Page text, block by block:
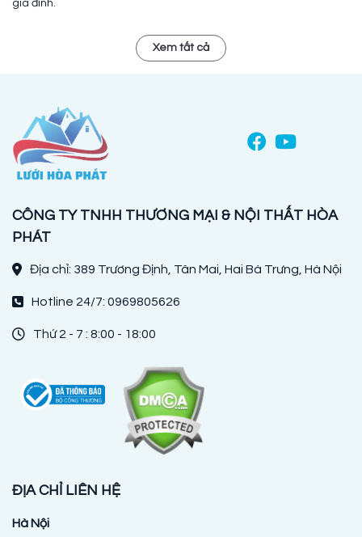
gia đình.
Xem tất cả
CÔNG TY TNHH THƯƠNG MẠI & NỘI THẤT HÒA
PHÁT
Địa chỉ: 389 Trương Định, Tân Mai, Hai Bà Trưng, Hà Nội
Hotline 24/7: 0969805626
Thứ 2 - 7 : 8:00 - 18:00
ĐỊA CHỈ LIÊN HỆ
Hà Nội